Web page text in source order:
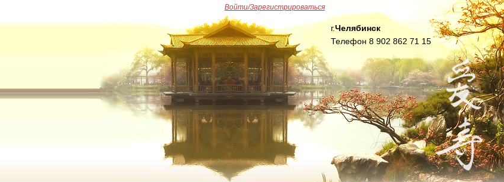
г.Челябинск
Телефон 8 902 862 71 15
Войти/Зарегистрироваться